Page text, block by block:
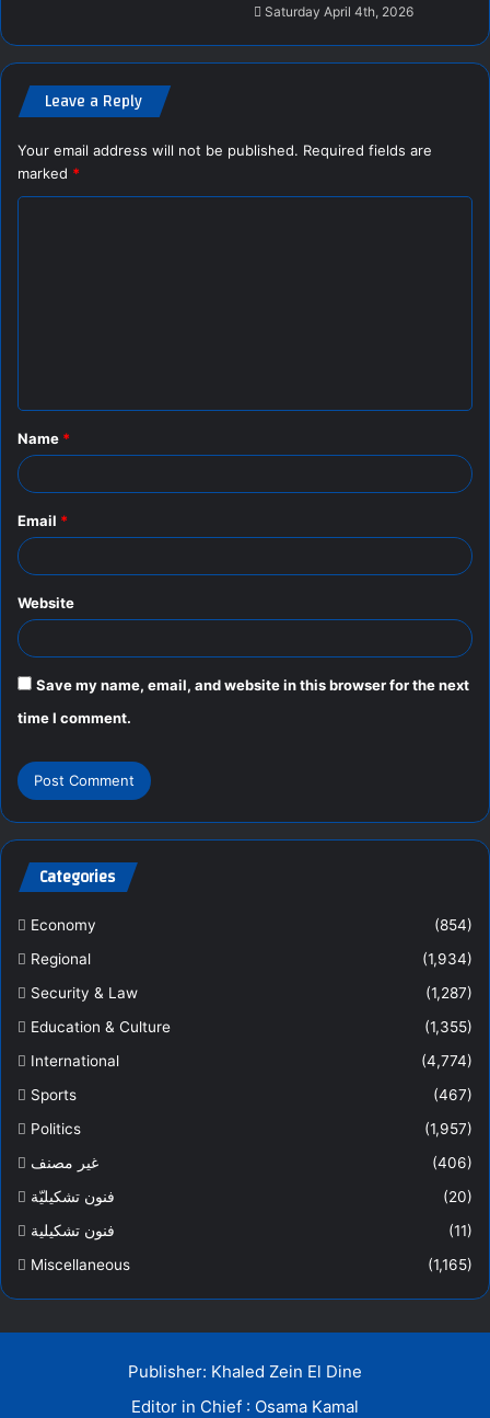
Saturday April 4th, 2026
Leave a Reply
Your email address will not be published. Required fields are
marked *
t
*
Name *
Email *
Website
Save my name, email, and website in this browser for the next
time I comment.
Categories
Economy
(854)
Regional
(1,934)
Security & Law
(1,287)
Education & Culture
(1,355)
International
(4,774)
Sports
(467)
Politics
(1,957)
غير مصنف
(406)
فنون تشكيليّة
(20)
فنون تشكيلية
(11)
Miscellaneous
(1,165)
Publisher: Khaled Zein El Dine
Editor in Chief : Osama Kamal